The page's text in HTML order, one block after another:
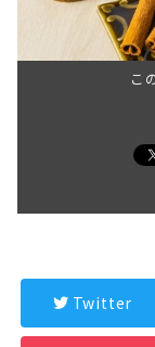
こ
Twitter